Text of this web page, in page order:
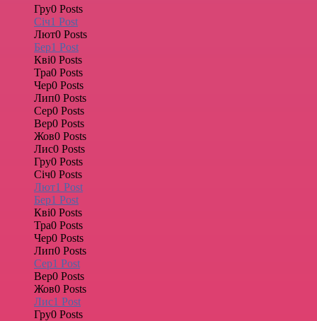
Гру0 Posts
Січ1 Post
Лют0 Posts
Бер1 Post
Кві0 Posts
Тра0 Posts
Чер0 Posts
Лип0 Posts
Сер0 Posts
Вер0 Posts
Жов0 Posts
Лис0 Posts
Гру0 Posts
Січ0 Posts
Лют1 Post
Бер1 Post
Кві0 Posts
Тра0 Posts
Чер0 Posts
Лип0 Posts
Сер1 Post
Вер0 Posts
Жов0 Posts
Лис1 Post
Гру0 Posts